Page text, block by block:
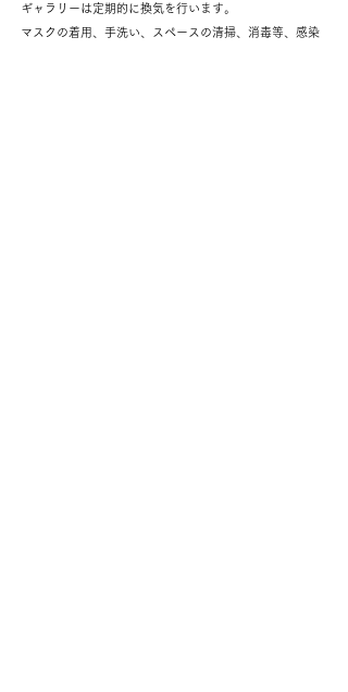
ギャラリーは定期的に換気を行います。
マスクの着用、手洗い、スペースの清掃、消毒等、感染